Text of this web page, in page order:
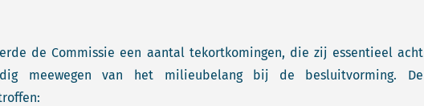
de Commissie een aantal tekortkomingen, die zij essentieel acht
meewegen van het milieubelang bij de besluitvorming. De